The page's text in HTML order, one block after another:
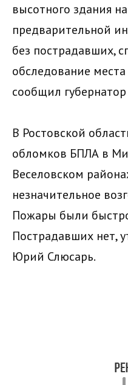
высотного здания
предварительной
без пострадавших,
обследование
сообщил
В Ростовской
обломков БПЛА в
Веселовском
незначительное
Пожары были
Пострадавших нет,
Юрий Слюсарь.